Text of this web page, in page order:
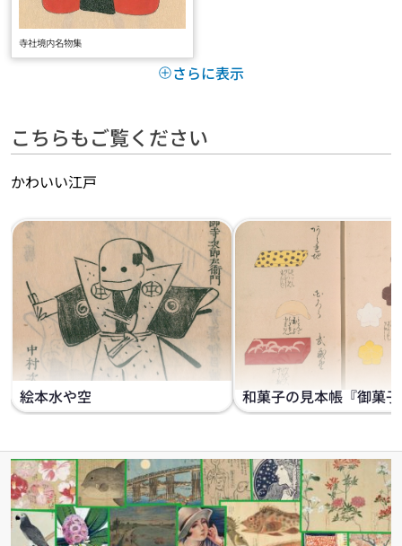
寺社境内名物集
さらに表示
こちらもご覧ください
かわいい江戸
絵本水や空 和菓子の見本帳『御菓